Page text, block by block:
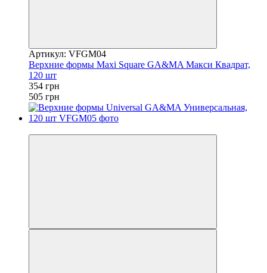
Артикул: VFGM04
Верхние формы Maxi Square GA&MA Макси Квадрат,
120 шт
354 грн
505 грн